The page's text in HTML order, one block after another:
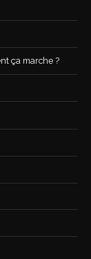
ça marche ?